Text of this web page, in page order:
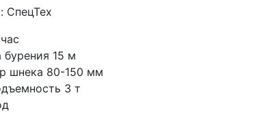
СпецТех
бурения 15 м
шнека 80-150 мм
3 т